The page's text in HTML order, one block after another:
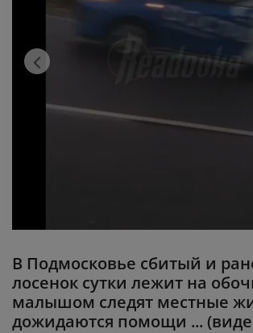
О рейтинге
В Подмосковье сбитый и
лосенок сутки лежит на
малышом следят местные
дожидаются помощи ...